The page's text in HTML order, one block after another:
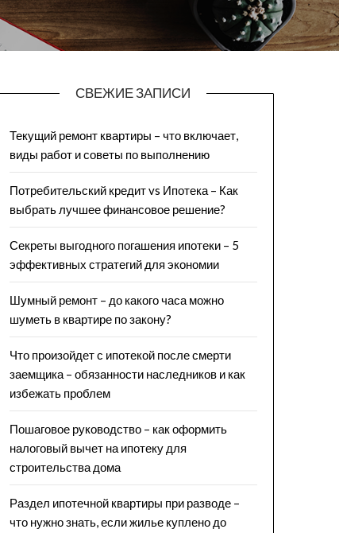
СВЕЖИЕ ЗАПИСИ
Текущий ремонт квартиры – что включает,
виды работ и советы по выполнению
Потребительский кредит vs Ипотека – Как
выбрать лучшее финансовое решение?
Секреты выгодного погашения ипотеки – 5
эффективных стратегий для экономии
Шумный ремонт – до какого часа можно
шуметь в квартире по закону?
Что произойдет с ипотекой после смерти
заемщика – обязанности наследников и как
избежать проблем
Пошаговое руководство – как оформить
налоговый вычет на ипотеку для
строительства дома
Раздел ипотечной квартиры при разводе –
что нужно знать, если жилье куплено до